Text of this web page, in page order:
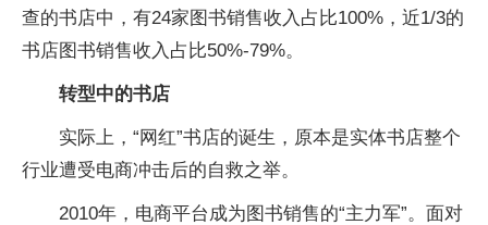
查的书店中，有24家图书销售收入占比100%，近1/3的
书店图书销售收入占比50%-79%。
转型中的书店
实际上，“网红”书店的诞生，原本是实体书店整个
行业遭受电商冲击后的自救之举。
2010年，电商平台成为图书销售的“主力军”。面对